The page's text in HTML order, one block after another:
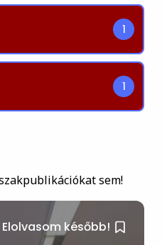
1
1
sem!
Elolvasom később!